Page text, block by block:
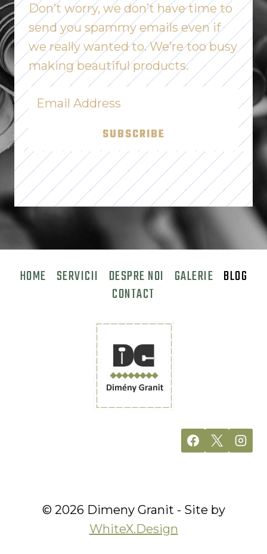
Don’t worry, we don’t have time to
send you spammy emails even if
we really wanted to. We’re too busy
making beautiful products.
SUBSCRIBE
HOME SERVICII DESPRE NOI GALERIE BLOG
CONTACT
© 2026 Dimeny Granit - Site by
WhiteX.Design